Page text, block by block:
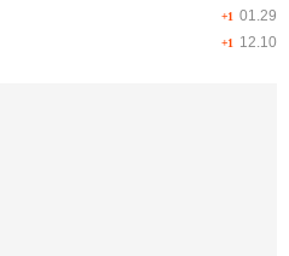
+1 01.29
+1 12.10